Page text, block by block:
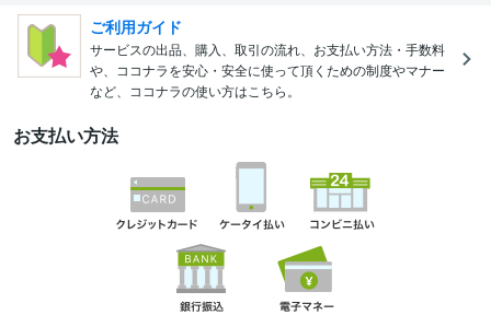
ご利用ガイド
サービスの出品、購入、取引の流れ、お支払い方法・手数料
や、ココナラを安心・安全に使って頂くための制度やマナー
など、ココナラの使い方はこちら。
お支払い方法